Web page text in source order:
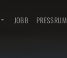
JOBB PRESSRUM